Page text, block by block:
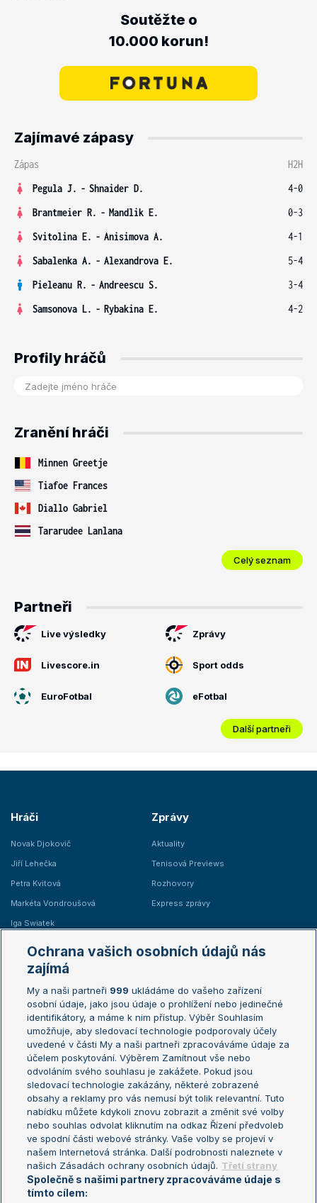
Soutěžte o
10.000 korun!
Zajímavé zápasy
Zápas
H2H
Pegula J. - Shnaider D.
4-0
Brantmeier R. - Mandlik E.
0-3
Svitolina E. - Anisimova A.
4-1
Sabalenka A. - Alexandrova E.
5-4
Pieleanu R. - Andreescu S.
3-4
Samsonova L. - Rybakina E. 4-2
Profily hráčů
Zranění hráči
Minnen Greetje
Tiafoe Frances
Diallo Gabriel
Tararudee Lanlana
Celý seznam
Partneři
Live výsledky Zprávy
Livescore.in Sport odds
EuroFotbal eFotbal
Další partneři
Hráči
Novak Djokovič
Jiří Lehečka
Petra Kvitová
Markéta Vondroušová
Iga Swiatek
Zprávy
Aktuality
Tenisová Previews
Rozhovory
Express zprávy
Žebříčky
Žebříček ATP (muži)
Žebříček WTA (ženy)
Sázkařský žebříček
Australian Open
French Open
Wimbledon
US Open
Turnaj mistrů
Turnaj mistryň
Aktualní trendy
Fotbalové přestupy
Livesport Daily
LS Prague Open
Ochrana vašich osobních údajů nás
zajímá
My a naši partneři 999 ukládáme do vašeho zařízení
osobní údaje, jako jsou údaje o prohlížení nebo jedinečné
identifikátory, a máme k nim přístup. Výběr Souhlasím
umožňuje, aby sledovací technologie podporovaly účely
uvedené v části My a naši partneři zpracováváme údaje za
účelem poskytování. Výběrem Zamítnout vše nebo
odvoláním svého souhlasu je zakážete. Pokud jsou
sledovací technologie zakázány, některé zobrazené
obsahy a reklamy pro vás nemusí být tolik relevantní. Tuto
nabídku můžete kdykoli znovu zobrazit a změnit své volby
nebo souhlas odvolat kliknutím na odkaz Řízení předvoleb
ve spodní části webové stránky. Vaše volby se projeví v
našem Internetová stránka. Další podrobnosti naleznete v
našich Zásadách ochrany osobních údajů. Třetí strany
Společně s našimi partnery zpracováváme údaje s
tímto cílem: